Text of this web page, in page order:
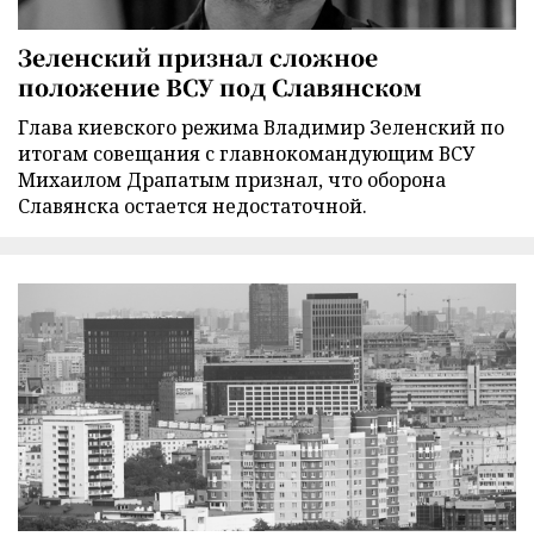
Зеленский признал сложное
положение ВСУ под Славянском
Глава киевского режима Владимир Зеленский по
итогам совещания с главнокомандующим ВСУ
Михаилом Драпатым признал, что оборона
Славянска остается недостаточной.